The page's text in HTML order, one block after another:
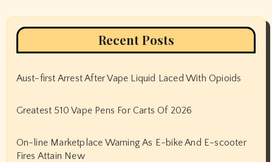
Recent Posts
Aust-first Arrest After Vape Liquid Laced With Opioids
Greatest 510 Vape Pens For Carts Of 2026
On-line Marketplace Warning As E-bike And E-scooter
Fires Attain New